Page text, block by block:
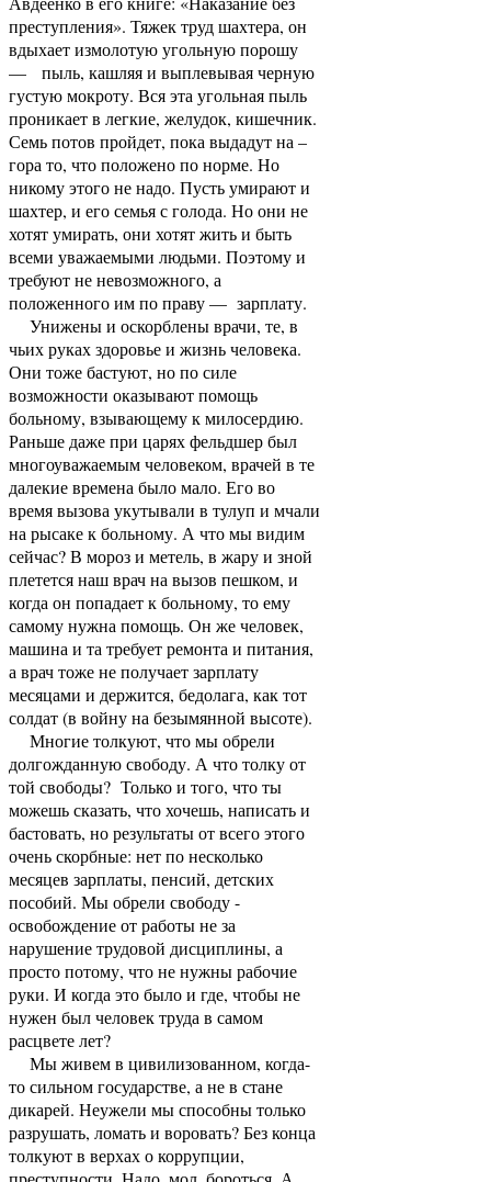
преступления». Тяжек труд шахтера, он
вдыхает измолотую угольную порошу
— пыль, кашляя и выплевывая черную
густую мокроту. Вся эта угольная пыль
проникает в легкие, желудок, кишечник.
Семь потов пройдет, пока выдадут на –
гора то, что положено по норме. Но
никому этого не надо. Пусть умирают и
шахтер, и его семья с голода. Но они не
хотят умирать, они хотят жить и быть
всеми уважаемыми людьми. Поэтому и
требуют не невозможного, а
положенного им по праву — зарплату.
Унижены и оскорблены врачи, те, в
чьих руках здоровье и жизнь человека.
Они тоже бастуют, но по силе
возможности оказывают помощь
больному, взывающему к милосердию.
Раньше даже при царях фельдшер был
многоуважаемым человеком, врачей в те
далекие времена было мало. Его во
время вызова укутывали в тулуп и мчали
на рысаке к больному. А что мы видим
сейчас? В мороз и метель, в жару и зной
плетется наш врач на вызов пешком, и
когда он попадает к больному, то ему
самому нужна помощь. Он же человек,
машина и та требует ремонта и питания,
а врач тоже не получает зарплату
месяцами и держится, бедолага, как тот
солдат (в войну на безымянной высоте).
Многие толкуют, что мы обрели
долгожданную свободу. А что толку от
той свободы? Только и того, что ты
можешь сказать, что хочешь, написать и
бастовать, но результаты от всего этого
очень скорбные: нет по несколько
месяцев зарплаты, пенсий, детских
пособий. Мы обрели свободу -
освобождение от работы не за
нарушение трудовой дисциплины, а
просто потому, что не нужны рабочие
руки. И когда это было и где, чтобы не
нужен был человек труда в самом
расцвете лет?
Мы живем в цивилизованном, когда-
то сильном государстве, а не в стане
дикарей. Неужели мы способны только
разрушать, ломать и воровать? Без конца
толкуют в верхах о коррупции,